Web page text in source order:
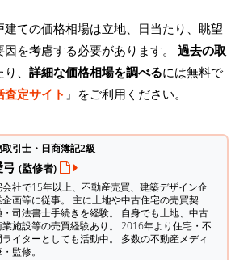
ての価格相場は立地、日当たり、眺望
を考慮する必要があります。 過去の取
、 詳細な価格相場を調べるには無料で
定サイト 』をご利用ください。
引士・日商簿記2級
(監修者)
社で15年以上、不動産売買、建築デザイン企
画等に従事。 主に土地や中古住宅の売買契
司法書士手続きを経験。 自身でも土地、中古
施設等の売買経験あり。 2016年より住宅・不
イターとしても活動中。 多数の不動産メディ
監修。